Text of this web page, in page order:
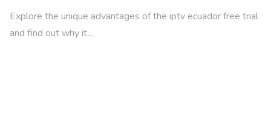
Explore the unique advantages of the iptv ecuador free trial
and find out why it...